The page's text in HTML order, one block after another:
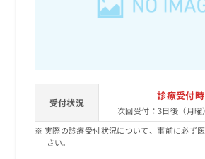
受付状況
診療受付
次回受付：3日後（月
実際の診療受付状況について、事前に必ず
さい。